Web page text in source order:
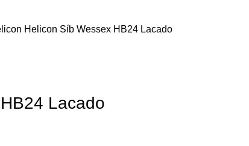
Helicon Síb Wessex HB24 Lacado
Lacado